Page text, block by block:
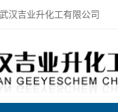
汉吉业升化工有限公司